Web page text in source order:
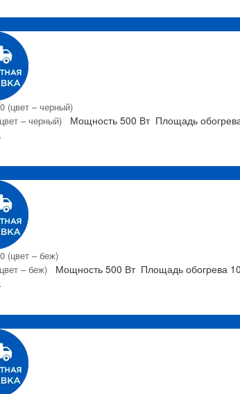
– черный) Мощность 500 Вт Площадь
– беж) Мощность 500 Вт Площадь обогрева